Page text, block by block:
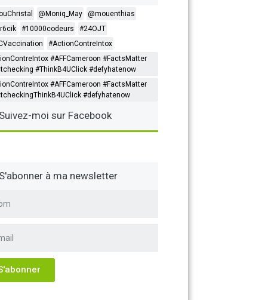
@Moniq_May
@mouenthias
#10000codeurs
#24OJT
#ActionContreIntox
#AFFCameroon #FactsMatter
#ThinkB4UClick #defyhatenow
#AFFCameroon #FactsMatter
#defyhatenow
Suivez-moi sur Facebook
S'abonner à ma newsletter